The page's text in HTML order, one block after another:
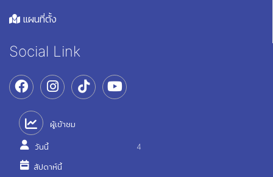
แผนที่ตั้ง
Social Link
ผู้เข้าชม
วันนี้ 4
สัปดาห์นี้